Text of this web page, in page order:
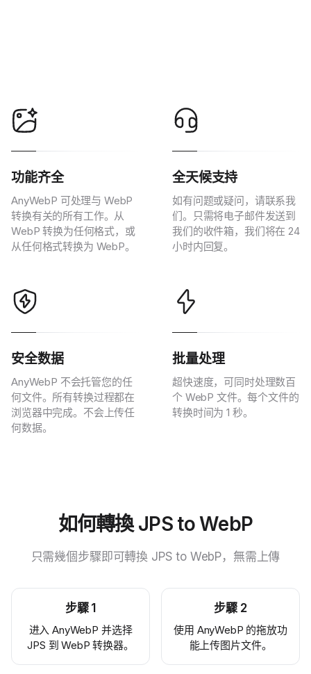
功能齐全
AnyWebP 可处理与 WebP
转换有关的所有工作。从
WebP 转换为任何格式，或
从任何格式转换为 WebP。
全天候支持
如有问题或疑问，请联系我
们。只需将电子邮件发送到
我们的收件箱，我们将在 24
小时内回复。
安全数据
AnyWebP 不会托管您的任
何文件。所有转换过程都在
浏览器中完成。不会上传任
何数据。
批量处理
超快速度，可同时处理数百
个 WebP 文件。每个文件的
转换时间为 1 秒。
如何轉換 JPS to WebP
只需幾個步驟即可轉換 JPS to WebP，無需上傳
步驟 1
进入 AnyWebP 并选择
JPS 到 WebP 转换器。
步驟 2
使用 AnyWebP 的拖放功
能上传图片文件。